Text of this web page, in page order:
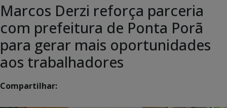
Marcos Derzi reforça parceria
com prefeitura de Ponta Porã
para gerar mais oportunidades
aos trabalhadores
Compartilhar: